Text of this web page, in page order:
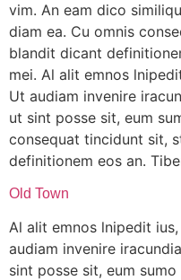
vim. An eam dico
diam ea. Cu omnis
blandit dicant
mei. Al alit emnos
Ut audiam invenire
ut sint posse sit, eum
consequat tincidunt sit,
definitionem eos an.
Old Town
Al alit emnos lnipedit
audiam invenire
sint posse sit, eum